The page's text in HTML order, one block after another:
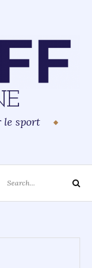
le sport
for:
Search